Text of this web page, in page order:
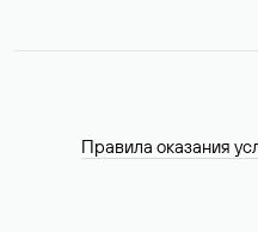
Правила оказания